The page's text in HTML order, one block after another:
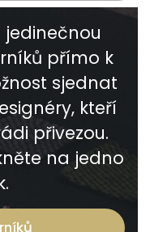
přímo k
sjednat
kteří
přivezou.
na jedno